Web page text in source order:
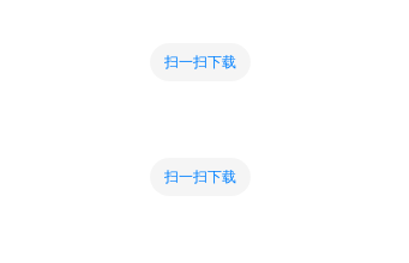
扫一扫下载
扫一扫下载